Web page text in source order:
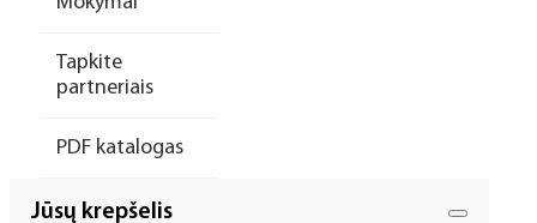
Tapkite
partneriais
PDF katalogas
Jūsų krepšelis